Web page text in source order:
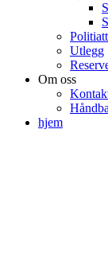
Utlegg
Om oss
hjem